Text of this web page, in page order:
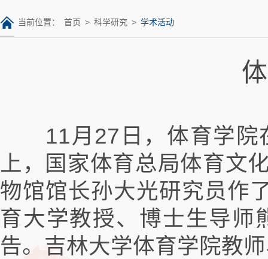
当前位置： 首页 > 科学研究 > 学术活动
11月27日，体育学院
上，国家体育总局体育文
物馆馆长孙大光研究员作
育大学教授、博士生导师
告。吉林大学体育学院教